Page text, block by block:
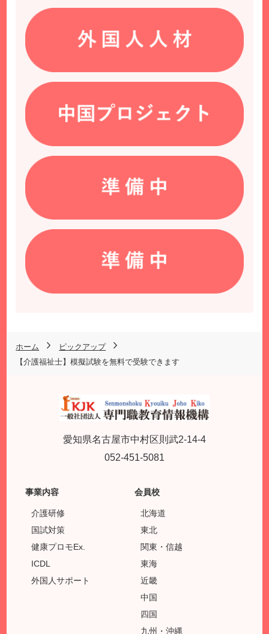
ホーム
ピックアップ
【介護福祉士】模擬試験を無料で受験できます
愛知県名古屋市中村区則武2-14-4
052-451-5081
事業内容
介護研修
国試対策
健康プロモEx.
ICDL
外国人サポート
会員校
北海道
東北
関東・信越
東海
近畿
中国
四国
九州・沖縄